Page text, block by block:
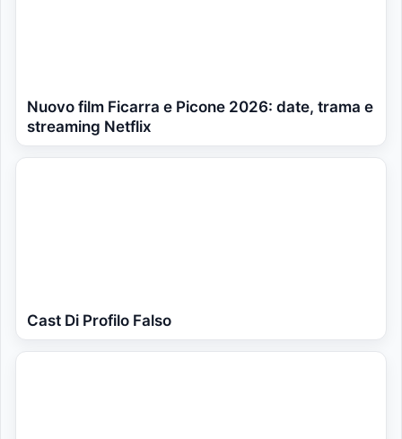
Nuovo film Ficarra e Picone 2026: date, trama e
streaming Netflix
Cast Di Profilo Falso